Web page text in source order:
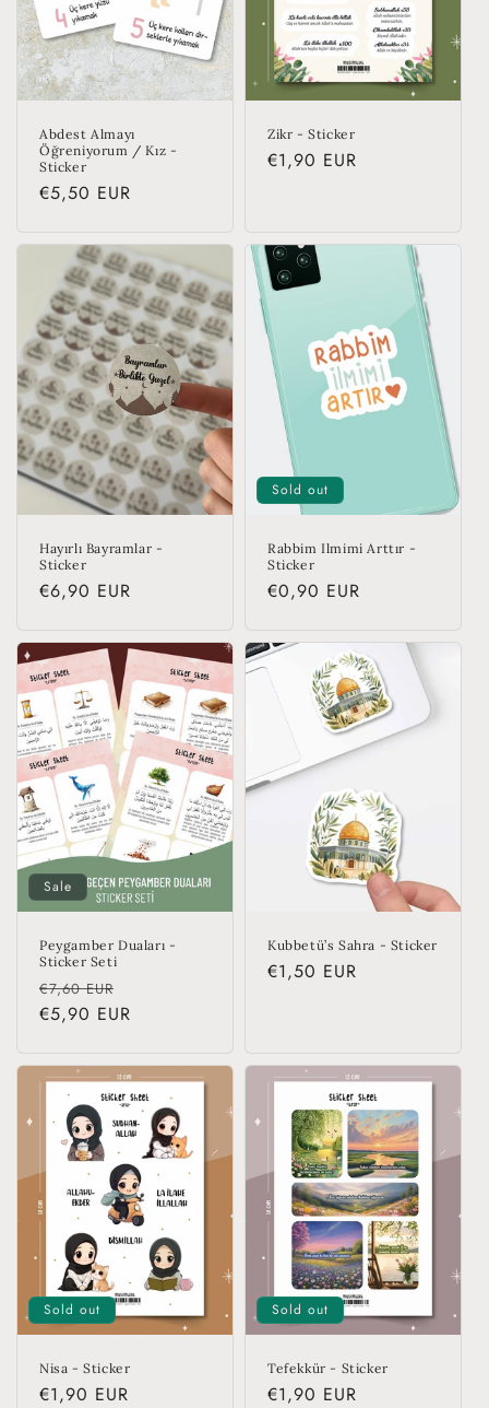
o
n
Abdest Almayı
Öğreniyorum / Kız -
Sticker
Regular
€5,50 EUR
Zikr - Sticker
Regular
€1,90 EUR
Hayırlı Bayramlar -
Sticker
Regular
€6,90 EUR
Sold out
Rabbim Ilmimi Arttır -
Sticker
Regular
€0,90 EUR
Sale
Peygamber Duaları -
Sticker Seti
Regular
price
€7,60 EUR
price
€5,90 EUR
Kubbetü’s Sahra - Sticker
Regular
€1,50 EUR
Sold out
Nisa - Sticker
Regular
€1,90 EUR
Sold out
Tefekkür - Sticker
Regular
€1,90 EUR